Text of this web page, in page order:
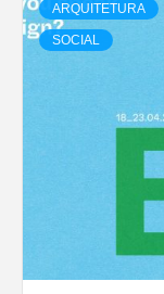
ARQUITETURA
SOCIAL